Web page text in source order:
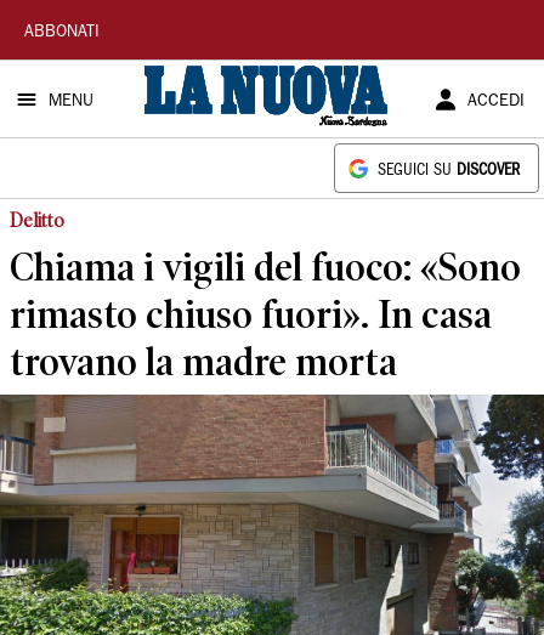
La
Nuova
Sardegna
ABBONATI
MENU ACCEDI
SEGUICI SU DISCOVER
Delitto
Chiama i vigili del fuoco: «Sono
rimasto chiuso fuori». In casa
trovano la madre morta